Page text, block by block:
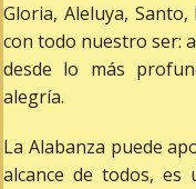
Gloria, Aleluya,
con todo nuestro ser:
desde lo más
alegría.
La Alabanza puede
alcance de todos,